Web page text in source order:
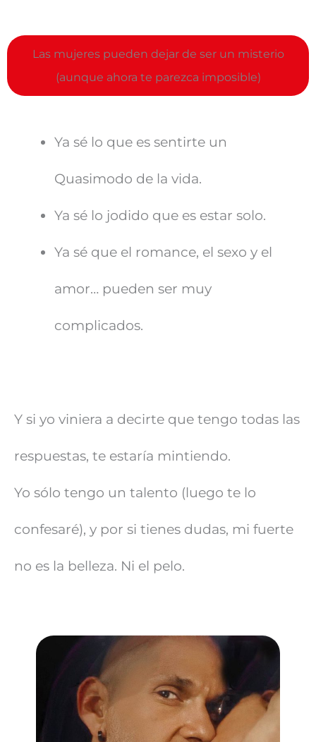
Las mujeres pueden dejar de ser un misterio
(aunque ahora te parezca imposible)
Ya sé lo que es sentirte un
Quasimodo de la vida.
Ya sé lo jodido que es estar solo.
Ya sé que el romance, el sexo y el
amor… pueden ser muy
complicados.
Y si yo viniera a decirte que tengo todas las
respuestas, te estaría mintiendo.
Yo sólo tengo un talento (luego te lo
confesaré), y por si tienes dudas, mi fuerte
no es la belleza. Ni el pelo.